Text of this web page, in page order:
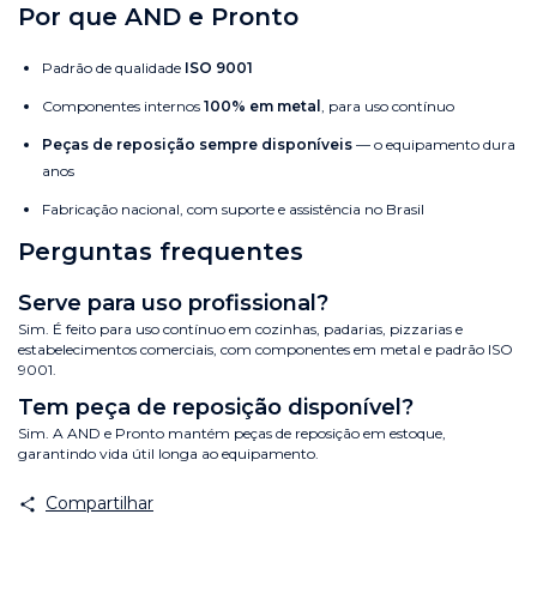
Por que AND e Pronto
Padrão de qualidade ISO 9001
Componentes internos 100% em metal , para uso contínuo
Peças de reposição sempre disponíveis — o equipamento dura
anos
Fabricação nacional, com suporte e assistência no Brasil
Perguntas frequentes
Serve para uso profissional?
Sim. É feito para uso contínuo em cozinhas, padarias, pizzarias e
estabelecimentos comerciais, com componentes em metal e padrão ISO
9001.
Tem peça de reposição disponível?
Sim. A AND e Pronto mantém peças de reposição em estoque,
garantindo vida útil longa ao equipamento.
Compartilhar